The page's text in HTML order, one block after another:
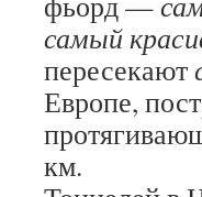
самый
пересекают
Европе,
км.